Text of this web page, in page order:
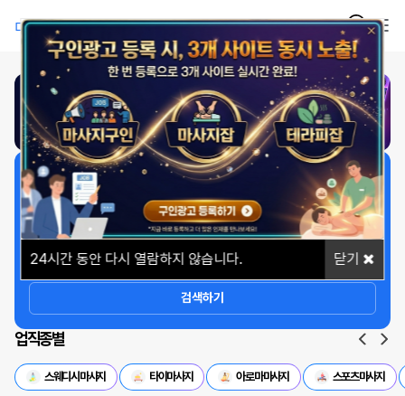
24시간 동안 다시 열람하지 않습니다. 닫기
1
일자리 빠르게 찾기
상세옵션
검색하기
업직종별
스웨디시마사지 타이마사지 아로마마사지 스포츠마사지